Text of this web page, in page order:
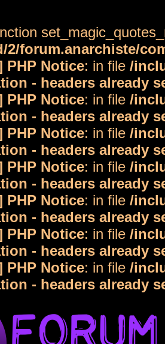
2/forum.anarchiste/
PHP Notice: in file /
- headers already
PHP Notice: in file /
- headers already
PHP Notice: in file /
- headers already
PHP Notice: in file /
- headers already
PHP Notice: in file /
- headers already
PHP Notice: in file /
- headers already
PHP Notice: in file /
- headers already